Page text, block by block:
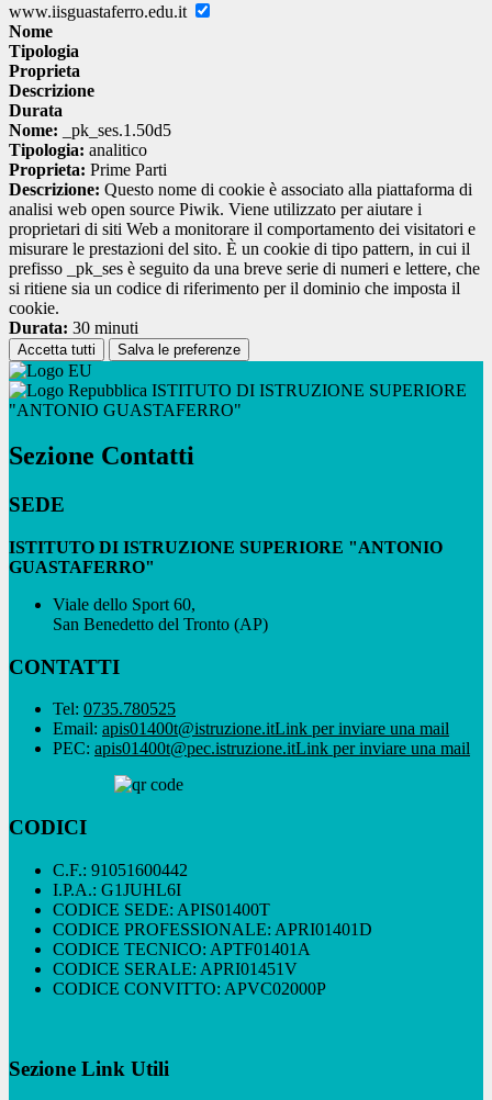
www.iisguastaferro.edu.it
Nome
Tipologia
Proprieta
Descrizione
Durata
Nome: _pk_ses.1.50d5
Tipologia: analitico
Proprieta: Prime Parti
Descrizione: Questo nome di cookie è associato alla piattaforma di
analisi web open source Piwik. Viene utilizzato per aiutare i
proprietari di siti Web a monitorare il comportamento dei visitatori e
misurare le prestazioni del sito. È un cookie di tipo pattern, in cui il
prefisso _pk_ses è seguito da una breve serie di numeri e lettere, che
si ritiene sia un codice di riferimento per il dominio che imposta il
cookie.
Durata: 30 minuti
Accetta tutti Salva le preferenze
ISTITUTO DI ISTRUZIONE SUPERIORE
"ANTONIO GUASTAFERRO"
Sezione Contatti
SEDE
ISTITUTO DI ISTRUZIONE SUPERIORE "ANTONIO
GUASTAFERRO"
Viale dello Sport 60,
San Benedetto del Tronto (AP)
CONTATTI
Tel: 0735.780525
Email: apis01400t@istruzione.itLink per inviare una mail
PEC: apis01400t@pec.istruzione.itLink per inviare una mail
CODICI
C.F.: 91051600442
I.P.A.: G1JUHL6I
CODICE SEDE: APIS01400T
CODICE PROFESSIONALE: APRI01401D
CODICE TECNICO: APTF01401A
CODICE SERALE: APRI01451V
CODICE CONVITTO: APVC02000P
Sezione Link Utili